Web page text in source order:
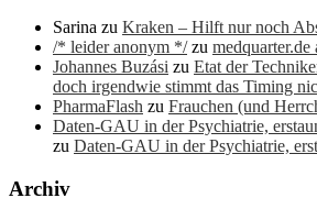
Sarina zu Kraken – Hilft nur noch
/* leider anonym */zu
Johannes Buzási zu Etat der
doch irgendwie stimmt das Timing
PharmaFlash zu Frauchen (und
Daten-GAU in der Psychiatrie,
zu Daten-GAU in der Psychiatrie,
Archiv